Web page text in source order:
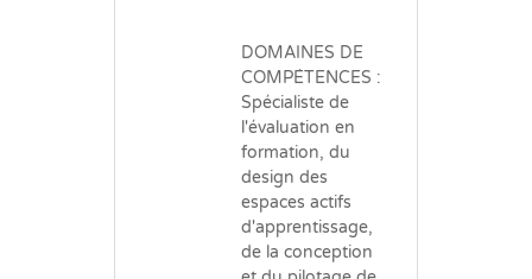
DOMAINES DE
COMPÉTENCES :
Spécialiste de
l'évaluation en
formation, du
design des
espaces actifs
d'apprentissage,
de la conception